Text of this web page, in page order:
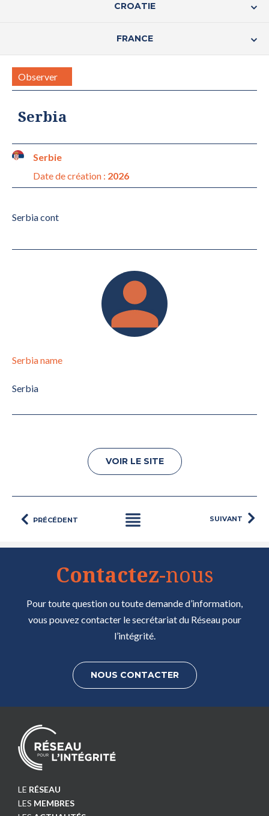
CROATIE
FRANCE
Observer
Serbia
Serbie
Date de création : 2026
Serbia cont
Serbia name
Serbia
VOIR LE SITE
PRÉCÉDENT SUIVANT
Contactez-nous
Pour toute question ou toute demande d’information,
vous pouvez contacter le secrétariat du Réseau pour
l’intégrité.
NOUS CONTACTER
LE RÉSEAU
LES MEMBRES